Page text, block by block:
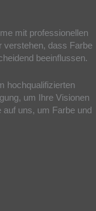
mit professionellen
verstehen, dass Farbe
beeinflussen.
hochqualifizierten
um Ihre Visionen
uns, um Farbe und